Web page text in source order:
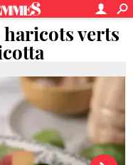
haricots verts